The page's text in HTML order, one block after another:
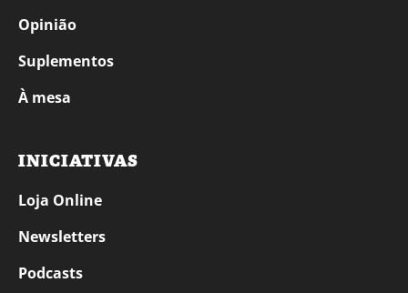
Opinião
Suplementos
À mesa
INICIATIVAS
Loja Online
Newsletters
Podcasts